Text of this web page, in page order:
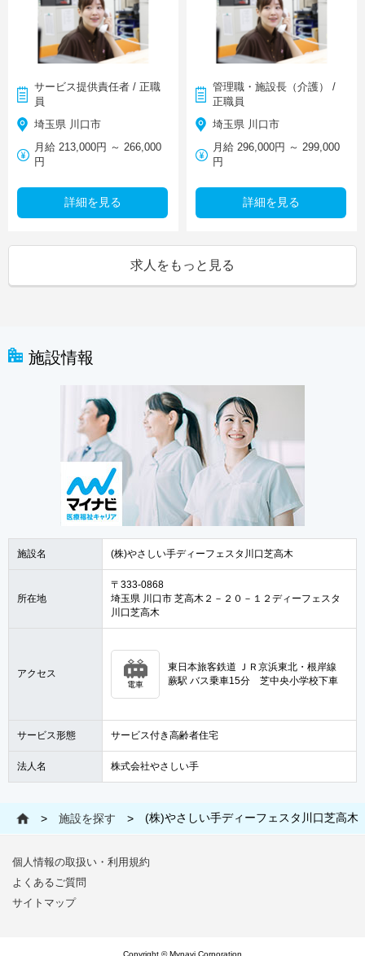
サービス提供責任者 / 正職
員
埼玉県 川口市
月給 213,000円 ～ 266,000
円
詳細を見る
管理職・施設長（介護） /
正職員
埼玉県 川口市
月給 296,000円 ～ 299,000
円
詳細を見る
求人をもっと見る
施設情報
施設名 (株)やさしい手ディーフェスタ川口芝高木
所在地
〒333-0868
埼玉県 川口市 芝高木２－２０－１２ディーフェスタ
川口芝高木
アクセス
電車
東日本旅客鉄道 ＪＲ京浜東北・根岸線
蕨駅 バス乗車15分 芝中央小学校下車
サービス形態 サービス付き高齢者住宅
法人名 株式会社やさしい手
> 施設を探す > (株)やさしい手ディーフェスタ川口芝高木
個人情報の取扱い・利用規約
よくあるご質問
サイトマップ